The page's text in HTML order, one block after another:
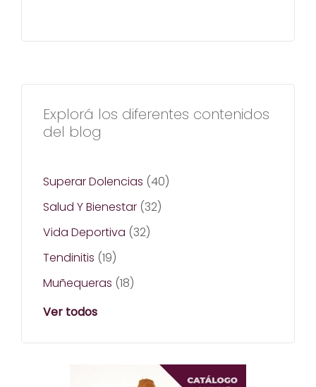
Explorá los diferentes contenidos
del blog
Superar Dolencias (40)
Salud Y Bienestar (32)
Vida Deportiva (32)
Tendinitis (19)
Muñequeras (18)
Ver todos